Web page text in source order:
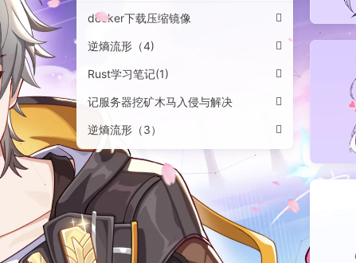
docker下载压缩镜像
逆熵流形（4)
Rust学习笔记(1)
记服务器挖矿木马入侵与解决
逆熵流形（3）